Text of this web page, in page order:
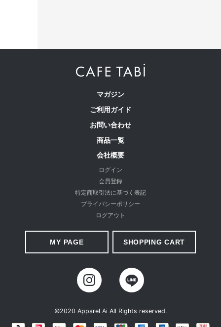
その際はキャンセルをお願いする場合、またはお客様がよろしければ
誠に勝手ながら、ご了承のほどよろしくお願いいたします。
商品画像は撮影環境、またご利用のPC環境等により実物と異なって見
・生地の特性上、洗濯後多少縮むことがあります。
・洗濯には漂白剤や蛍光増白剤入り洗剤のご使用はお避けください。
・長時間濡れたままにせず、洗濯後は形を整えて陰干しをしてくださ
・繊維の表面が着用中にこすられたり、もまれたりすると毛羽の小さ
なもつれが絡み合い、次第に大きくなって毛玉（ピリング）ができま
止することはできません。ピリングがができましたら、引っ張って取
マガジン
ご利用ガイド
お問い合わせ
商品一覧
会社概要
ログイン
会員登録
特定商取引法に基づく表記
プライバシーポリシー
ログアウト
MY PAGE SHOPPING CART
©2020 Apparel Ai All Rights reserved.